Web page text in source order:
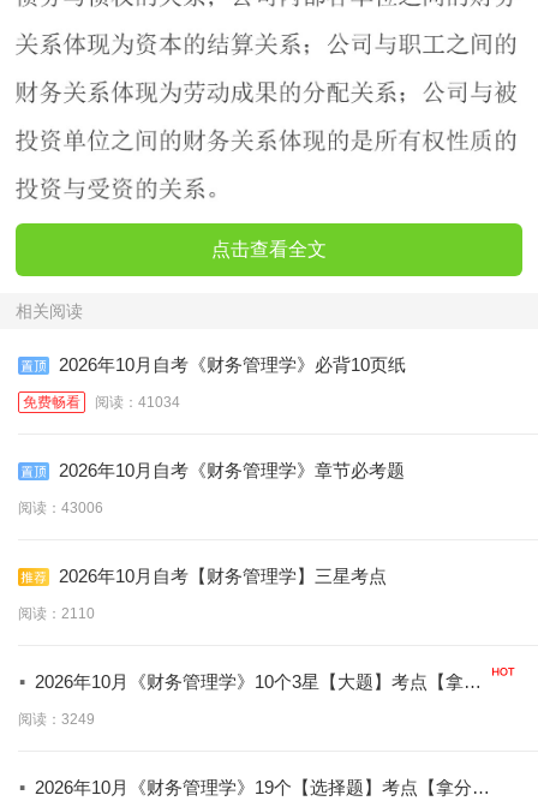
点击查看全文
相关阅读
2026年10月自考《财务管理学》必背10页纸
免费畅看 阅读：41034
2026年10月自考《财务管理学》章节必考题
阅读：43006
2026年10月自考【财务管理学】三星考点
阅读：2110
· 2026年10月《财务管理学》10个3星【大题】考点【拿分
必背】
阅读：3249
· 2026年10月《财务管理学》19个【选择题】考点【拿分必